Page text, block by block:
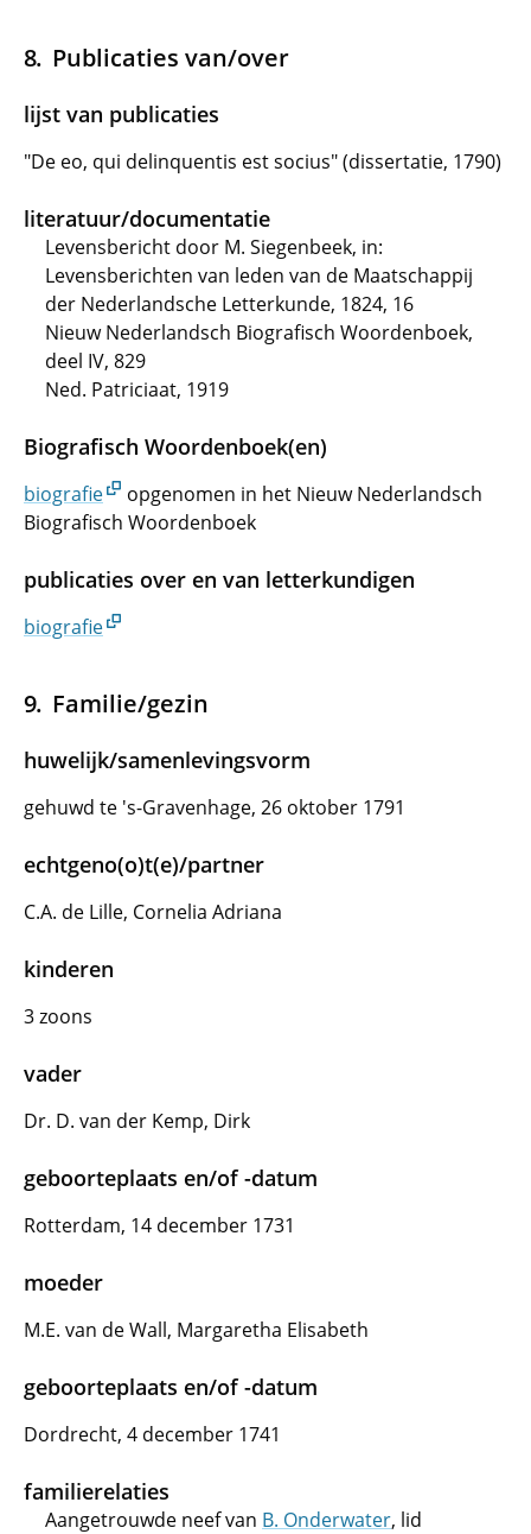
Publicaties van/over
lijst van publicaties
"De eo, qui delinquentis est socius" (dissertatie, 1790)
literatuur/documentatie
Levensbericht door M. Siegenbeek, in:
Levensberichten van leden van de Maatschappij
der Nederlandsche Letterkunde, 1824, 16
Nieuw Nederlandsch Biografisch Woordenboek,
deel IV, 829
Ned. Patriciaat, 1919
Biografisch Woordenboek(en)
biografie
opgenomen in het Nieuw Nederlandsch
Biografisch Woordenboek
publicaties over en van letterkundigen
biografie
Familie/gezin
huwelijk/samenlevingsvorm
gehuwd te 's-Gravenhage, 26 oktober 1791
echtgeno(o)t(e)/partner
C.A. de Lille, Cornelia Adriana
kinderen
3 zoons
vader
Dr. D. van der Kemp, Dirk
geboorteplaats en/of -datum
Rotterdam, 14 december 1731
moeder
M.E. van de Wall, Margaretha Elisabeth
geboorteplaats en/of -datum
Dordrecht, 4 december 1741
familierelaties
Aangetrouwde neef van B. Onderwater, lid